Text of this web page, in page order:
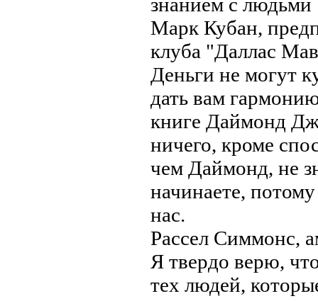
Марк Кубан,
клуба "Даллас
Деньги не могут
дать вам
книге Даймонд
ничего, кроме
чем Даймонд, не
начинаете,
нас.
Рассел Симмонс,
Я твердо верю,
тех людей,